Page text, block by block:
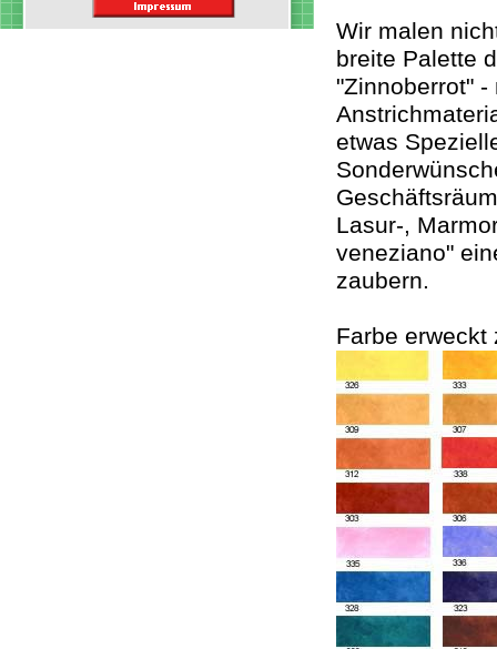
Wir malen
breite Palette
"Zinnoberrot"
etwas
Lasur-,
veneziano"
zaubern.
Farbe erweckt